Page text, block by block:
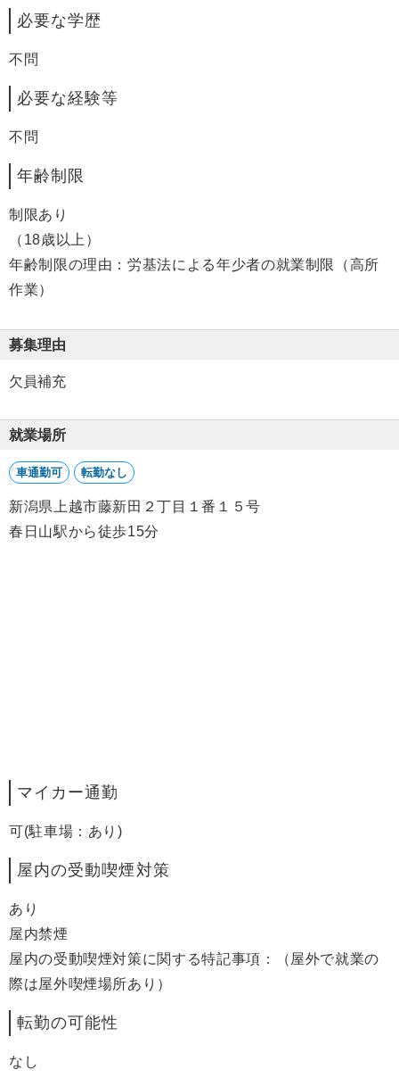
必要な学歴
不問
必要な経験等
不問
年齢制限
制限あり
（18歳以上）
年齢制限の理由：労基法による年少者の就業制限（高所
作業）
募集理由
欠員補充
就業場所
車通勤可 転勤なし
新潟県上越市藤新田２丁目１番１５号
春日山駅から徒歩15分
マイカー通勤
可(駐車場：あり)
屋内の受動喫煙対策
あり
屋内禁煙
屋内の受動喫煙対策に関する特記事項：（屋外で就業の
際は屋外喫煙場所あり）
転勤の可能性
なし